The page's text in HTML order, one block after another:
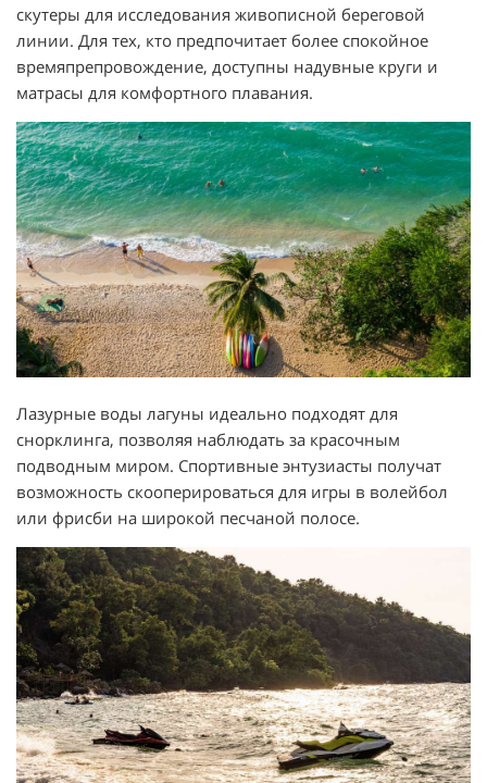
скутеры для исследования живописной береговой
линии. Для тех, кто предпочитает более спокойное
времяпрепровождение, доступны надувные круги и
матрасы для комфортного плавания.
Лазурные воды лагуны идеально подходят для
снорклинга, позволяя наблюдать за красочным
подводным миром. Спортивные энтузиасты получат
возможность скооперироваться для игры в волейбол
или фрисби на широкой песчаной полосе.